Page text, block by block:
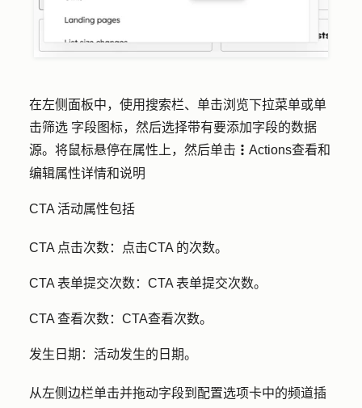
在左侧面板中，使用搜索栏、单击浏览下拉菜单或单
击筛选 字段图标，然后选择带有要添加字段的数据
源。将鼠标悬停在属性上，然后单击 verticalMenu Actions查看和
编辑属性详情和说明
CTA 活动属性包括
CTA 点击次数：点击CTA 的次数。
CTA 表单提交次数： CTA 表单提交次数。
CTA 查看次数：CTA查看次数。
发生日期： 活动发生的日期。
从左侧边栏单击并拖动字段到配置选项卡中的频道插